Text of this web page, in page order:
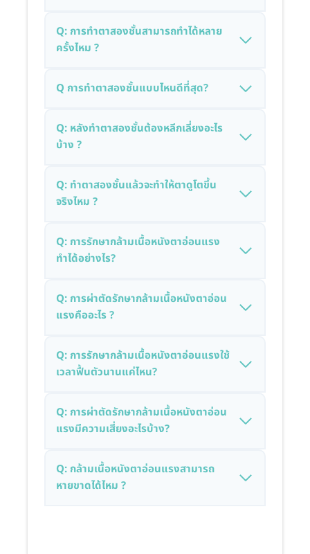
Q: การทำตาสองชั้นสามารถทำได้หลาย
ครั้งไหม ?
Q การทำตาสองชั้นแบบไหนดีที่สุด?
Q: หลังทำตาสองชั้นต้องหลีกเลี่ยงอะไร
บ้าง ?
Q: ทำตาสองชั้นแล้วจะทำให้ตาดูโตขึ้น
จริงไหม ?
Q: การรักษากล้ามเนื้อหนังตาอ่อนแรง
ทำได้อย่างไร?
Q: การผ่าตัดรักษากล้ามเนื้อหนังตาอ่อน
แรงคืออะไร ?
Q: การรักษากล้ามเนื้อหนังตาอ่อนแรงใช้
เวลาฟื้นตัวนานแค่ไหน?
Q: การผ่าตัดรักษากล้ามเนื้อหนังตาอ่อน
แรงมีความเสี่ยงอะไรบ้าง?
Q: กล้ามเนื้อหนังตาอ่อนแรงสามารถ
หายขาดได้ไหม ?